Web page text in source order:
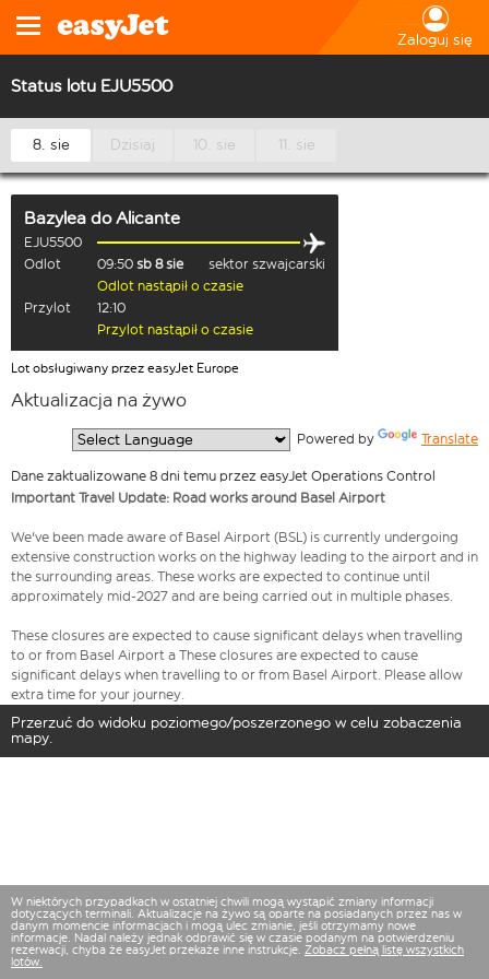
Zaloguj się
Status lotu EJU5500
8. sie Dzisiaj 10. sie 11. sie
Bazylea doAlicante
EJU5500
Odlot
09:50 sb 8 sie
sektor szwajcarski
Odlot nastąpił o czasie
Przylot
12:10
Przylot nastąpił o czasie
Lot obsługiwany przez easyJet Europe
Aktualizacja na żywo
Powered by Translate
Dane zaktualizowane 8 dni temu przez easyJet Operations Control
Important Travel Update: Road works around Basel Airport
We've been made aware of Basel Airport (BSL) is currently undergoing
extensive construction works on the highway leading to the airport and in
the surrounding areas. These works are expected to continue until
approximately mid-2027 and are being carried out in multiple phases.
These closures are expected to cause significant delays when travelling
to or from Basel Airport a These closures are expected to cause
significant delays when travelling to or from Basel Airport. Please allow
extra time for your journey.
Przerzuć do widoku poziomego/poszerzonego w celu zobaczenia
mapy.
W niektórych przypadkach w ostatniej chwili mogą wystąpić zmiany informacji
dotyczących terminali. Aktualizacje na żywo są oparte na posiadanych przez nas w
danym momencie informacjach i mogą ulec zmianie, jeśli otrzymamy nowe
informacje. Nadal należy jednak odprawić się w czasie podanym na potwierdzeniu
rezerwacji, chyba że easyJet przekaże inne instrukcje. Zobacz pełną listę wszystkich
lotów.